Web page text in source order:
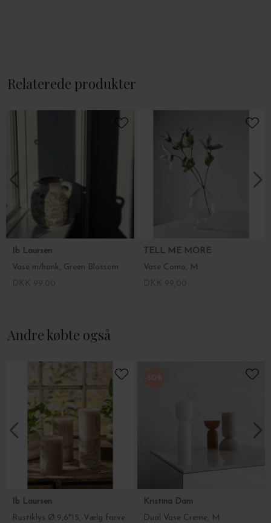
Relaterede produkter
Ib Laursen
Vase m/hank, Green Blossom
TELL ME MORE
Vase Como, M
Andre købte også
Ib Laursen
Rustiklys Ø:9,6*15, Vælg farve
-50%
Kristina Dam
Dual Vase Creme, M